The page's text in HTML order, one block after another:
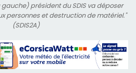
président du SDIS va déposer
personnes et destruction de matériel."
(SDIS2A)